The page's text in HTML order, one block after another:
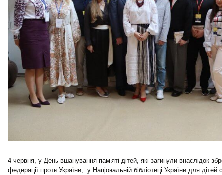
4 червня, у День вшанування пам’яті дітей, які загинули внаслідок
федерації проти України, у Національній бібліотеці України для